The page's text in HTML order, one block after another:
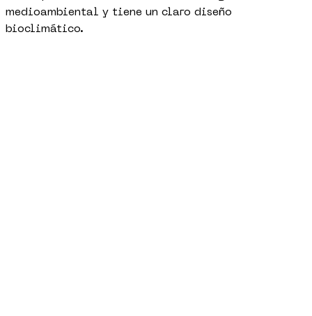
medioambiental y tiene un claro diseño
bioclimático.